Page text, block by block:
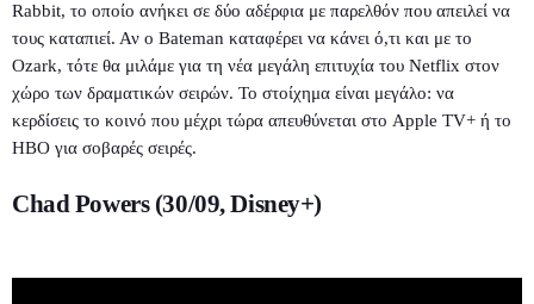
Rabbit, το οποίο ανήκει σε δύο αδέρφια με παρελθόν που απειλεί να
τους καταπιεί. Αν ο Bateman καταφέρει να κάνει ό,τι και με το
Ozark, τότε θα μιλάμε για τη νέα μεγάλη επιτυχία του Netflix στον
χώρο των δραματικών σειρών. Το στοίχημα είναι μεγάλο: να
κερδίσεις το κοινό που μέχρι τώρα απευθύνεται στο Apple TV+ ή το
HBO για σοβαρές σειρές.
Chad Powers (30/09, Disney+)